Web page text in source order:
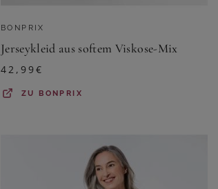
BONPRIX
Jerseykleid aus softem Viskose-Mix
42,99€
ZU BONPRIX